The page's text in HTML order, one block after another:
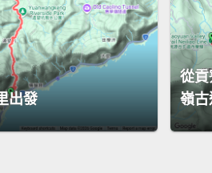
出發
從
嶺